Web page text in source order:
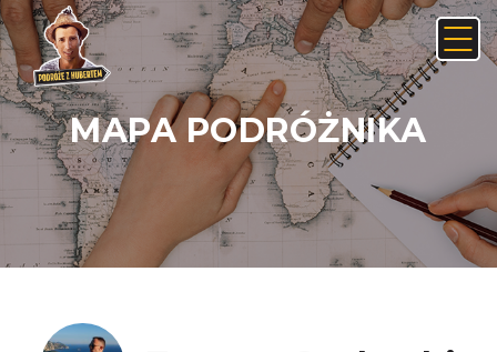
MAPA PODRÓŻNIKA
Anuluj Usuń
Nie, anuluj Tak, usuń
JAK ZNALEŹĆ LINK NA ANDROIDZIE: